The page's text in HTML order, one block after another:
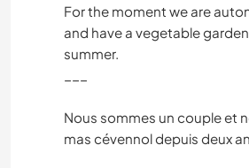
For the moment we are
and have a vegetable
summer.
Nous sommes un couple et
mas cévennol depuis deux